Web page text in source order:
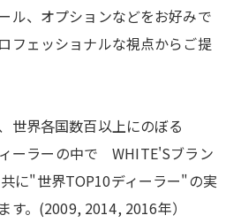
ル、オプションなどをお好みで
フェッショナルな視点からご提
世界各国数百以上にのぼる
ーラーの中で WHITE'Sブラン
に"世界TOP10ディーラー"の実
す。(2009, 2014, 2016年）